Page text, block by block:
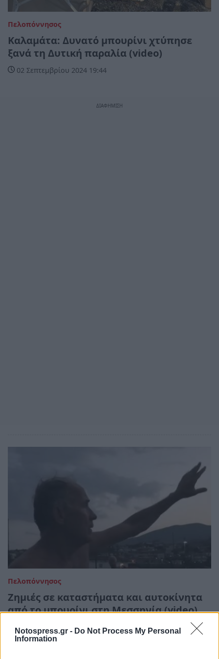
Notospress.gr - Do Not Process My Personal
Information
Πελοπόννησος
Καλαμάτα: Δυνατό μπουρίνι χτύπησε
ξανά τη Δυτική παραλία (video)
02 Σεπτεμβρίου 2024 19:44
Πελοπόννησος
Ζημιές σε καταστήματα και αυτοκίνητα
από το μπουρίνι στη Μεσσηνία (video)
29 Αυγούστου 2024 16:37